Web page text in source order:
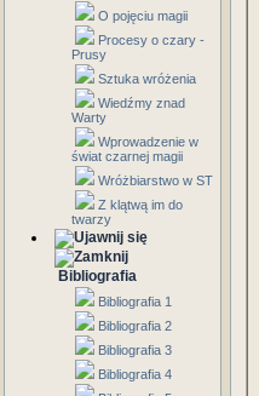
O pojęciu magii
Procesy o czary -
Prusy
Sztuka wróżenia
Wiedźmy znad
Warty
Wprowadzenie w
świat czarnej magii
Wróżbiarstwo w ST
Z klątwą im do
twarzy
Bibliografia
Bibliografia 1
Bibliografia 2
Bibliografia 3
Bibliografia 4